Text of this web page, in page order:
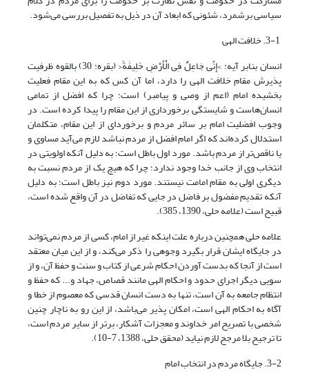
سیاسی برشمرد، شئونی که ابعاد آن در ذیل به تفصیل بررسی می‌شود.
انسان بنابر آیه: >إِنِّی جَاعِلٌ فِی الْأَرْضِ خَلِیفَةً< (بقره: 30) بالقوه ظرفیت
پذیرش مقام خلافت الهی را دارد، اما آن کس که به این مقام فعلیت
بخشیده امام (اعم از وصی و پیامبر) است؛ چرا که افضل از تمامی
انسان‌هاست و شایستگی برخورداری از این مقام را پیدا کرده است. در
وجوب افضلیت امام بر سائر مردم و برخوردای از این مقام، متکلمان
استدلال کرده‌اند که اگر امام افضل از مردم نباشد لازم می‌آید مساوی و
یا ناقص‌تر از مردم باشد. مورد اول باطل است؛ به دلیل آنکه اولویتی در
انتخاب وی از جانب خدا وجود ندارد؛ چرا که هیچ یک از مردم نسبت به
دیگری اولی به مقام امامت نیستند. مورد دوم نیز باطل است؛ به دلیل
آنکه تقدیم مفضول بر فاضل در جایی که تفاضل در آن واقع شده است،
قبیح است (علامه حلی، 1390، 385).
علامه حلی همچنین درباره علت اینکه غیر از امام، کسی از مردم نمی‌تواند
در جایگاه ایشان قرار بگیرد وجوهی را ذکر می‌کند، و از این میان معتقد
است از آنجا که بدست آوردن احکام شرعی از کتاب و سنت و حفظ آن، و از
سویی دیگر اجرای حدود و احکام الهی مانند قصاص، جهاد و... که حفظ و
انتظام جامعه به آن است، تنها به دست انسان قدسی که معصوم از خطا و
آگاه به احکام الهی است، امکان پذیر می‌باشد، از این رو به ناچار چنین
شخصی با تصریح امر خداوند و معجزات آشکار، برتر از سایر مردم است،
تا ترجیح بلا مرجح لازم نیاید (محقق حلی، 1388، 7-10).
3-2. جایگاه مردم در انتخاب امام